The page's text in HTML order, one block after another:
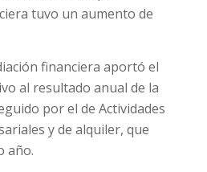
tuvo un aumento de
financiera aportó el
al resultado anual de la
por el de Actividades
y de alquiler, que
año.